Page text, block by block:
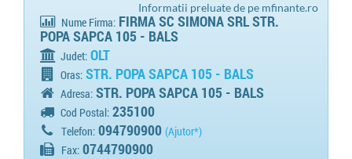
Informatii preluate de pe mfinante.ro
Nume Firma: FIRMA SC SIMONA SRL STR.
POPA SAPCA 105 - BALS
Judet: OLT
Oras: STR. POPA SAPCA 105 - BALS
Adresa: STR. POPA SAPCA 105 - BALS
Cod Postal: 235100
Telefon: 094790900(Ajutor*)
Fax: 0744790900